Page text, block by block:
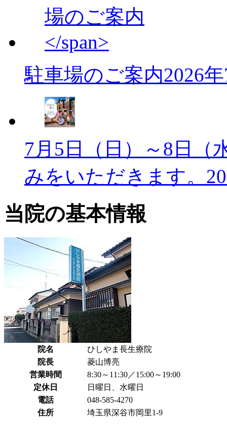
駐車場のご案内2026
7月5日（日）～8日（
みをいただきます。
当院の基本情報
院名
ひしやま長生療院
院長
菱山博亮
営業時間
8:30～11:30／15:00～19:00
定休日
日曜日、水曜日
電話
048-585-4270
住所
埼玉県深谷市岡里1-9